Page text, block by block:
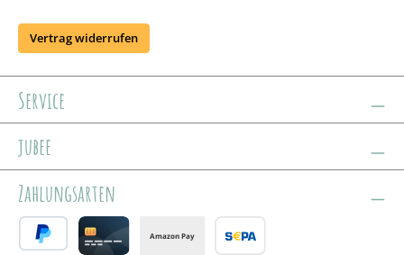
Vertrag widerrufen
Service
jubee
Zahlungsarten
Amazon Pay